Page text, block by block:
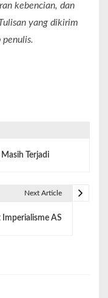
kebencian, dan
yang dikirim
Terjadi
Next Article
AS